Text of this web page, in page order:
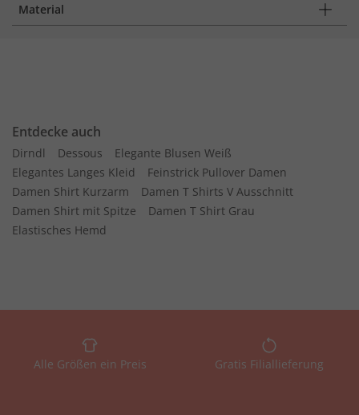
Material
Entdecke auch
Dirndl Dessous
Elegante Blusen Weiß
Elegantes Langes Kleid
Feinstrick Pullover Damen
Damen Shirt Kurzarm
Damen T Shirts V Ausschnitt
Damen Shirt mit Spitze
Damen T Shirt Grau
Elastisches Hemd
Alle Größen ein Preis Gratis Filiallieferung